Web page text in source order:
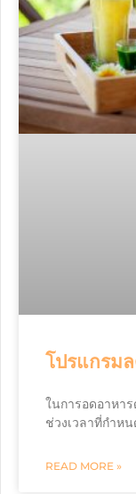
โปรแกรม
ในการอดอาหา
ช่วงเวลาที่กำห
READ MORE »